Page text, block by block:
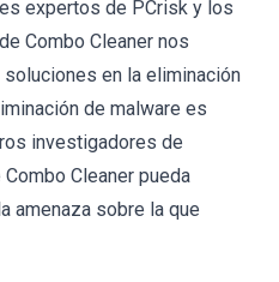
expertos de PCrisk y los
Combo Cleaner nos
en la eliminación
de malware es
investigadores de
Cleaner pueda
amenaza sobre la que